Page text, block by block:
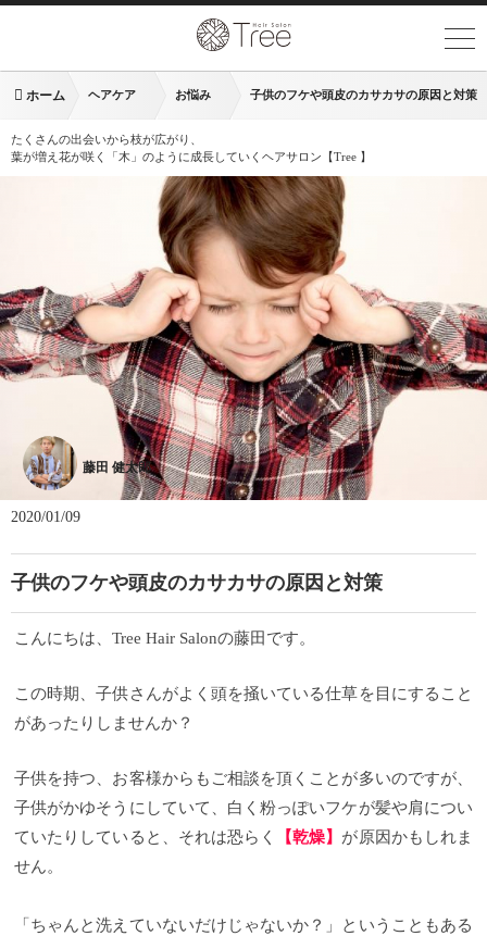
ホーム ヘアケア お悩み 子供のフケや頭皮のカサカサの原因と対策
たくさんの出会いから枝が広がり、
葉が増え花が咲く「木」のように成長していくヘアサロン【Tree 】
藤田 健太郎
2020/01/09
子供のフケや頭皮のカサカサの原因と対策
こんにちは、Tree Hair Salonの藤田です。
この時期、子供さんがよく頭を掻いている仕草を目にすること
があったりしませんか？
子供を持つ、お客様からもご相談を頂くことが多いのですが、
子供がかゆそうにしていて、白く粉っぽいフケが髪や肩につい
ていたりしていると、それは恐らく
【乾燥】 が原因かもしれま
せん。
「ちゃんと洗えていないだけじゃないか？」ということもある